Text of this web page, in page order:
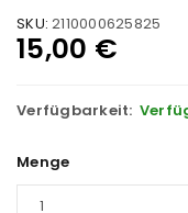
SKU: 2110000625825
15,00 €
Verfügbarkeit:
Menge